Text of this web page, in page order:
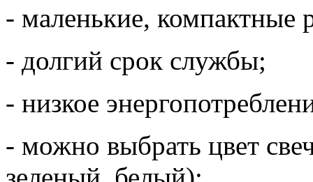
- маленькие, компактные
- долгий срок службы;
- низкое
- можно выбрать цвет